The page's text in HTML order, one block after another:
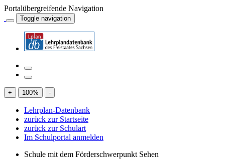
Portalübergreifende Navigation
Toggle navigation
+ 100% -
Lehrplan-Datenbank
zurück zur Startseite
zurück zur Schulart
Im Schulportal anmelden
Schule mit dem Förderschwerpunkt Sehen